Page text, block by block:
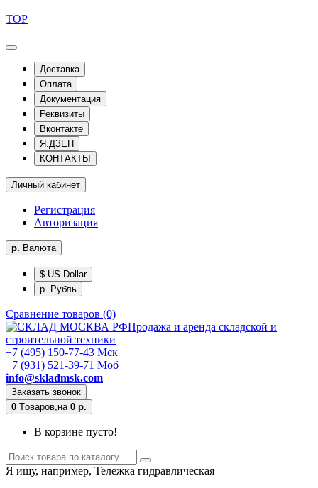
TOP
Доставка
Оплата
Документация
Реквизиты
Вконтакте
Я.ДЗЕН
КОНТАКТЫ
Личный кабинет
Регистрация
Авторизация
р. Валюта
$ US Dollar
р. Рубль
Сравнение товаров (0)
Продажа и аренда складской и
строительной техники
+7 (495) 150-77-43 Мск
+7 (931) 521-39-71 Моб
info@skladmsk.com
Заказать звонок
0 Tоваров,на 0 р.
В корзине пусто!
Я ищу, например, Тележка гидравлическая